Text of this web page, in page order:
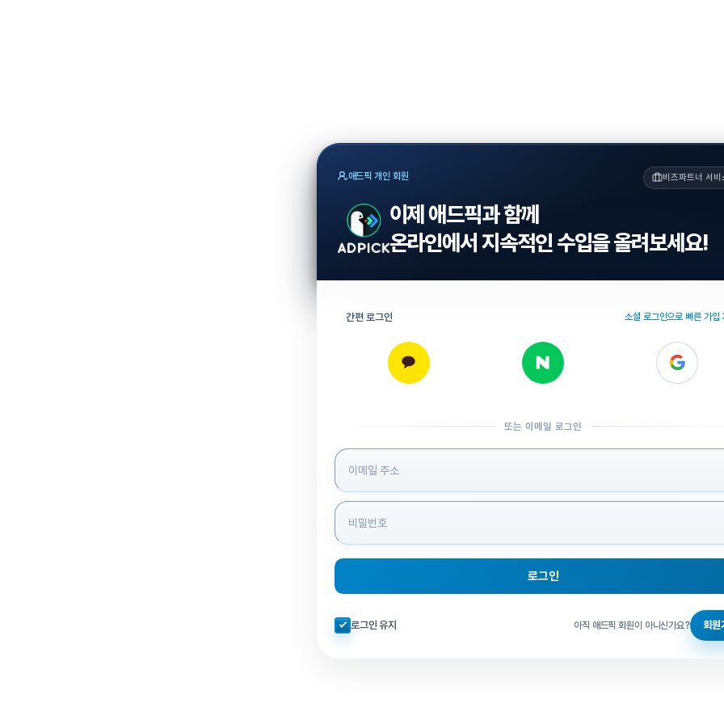
애드픽 개인 회원 비즈파트너 서비
이제 애드픽과 함께
온라인에서 지속적인 수입을 올려보세요!
간편 로그인 소셜 로그인으로 빠른 가입
또는 이메일 로그인
로그인 정보 입력
로그인
자동로그인 체크
로그인 유지 아직 애드픽 회원이 아니신가요? 회원